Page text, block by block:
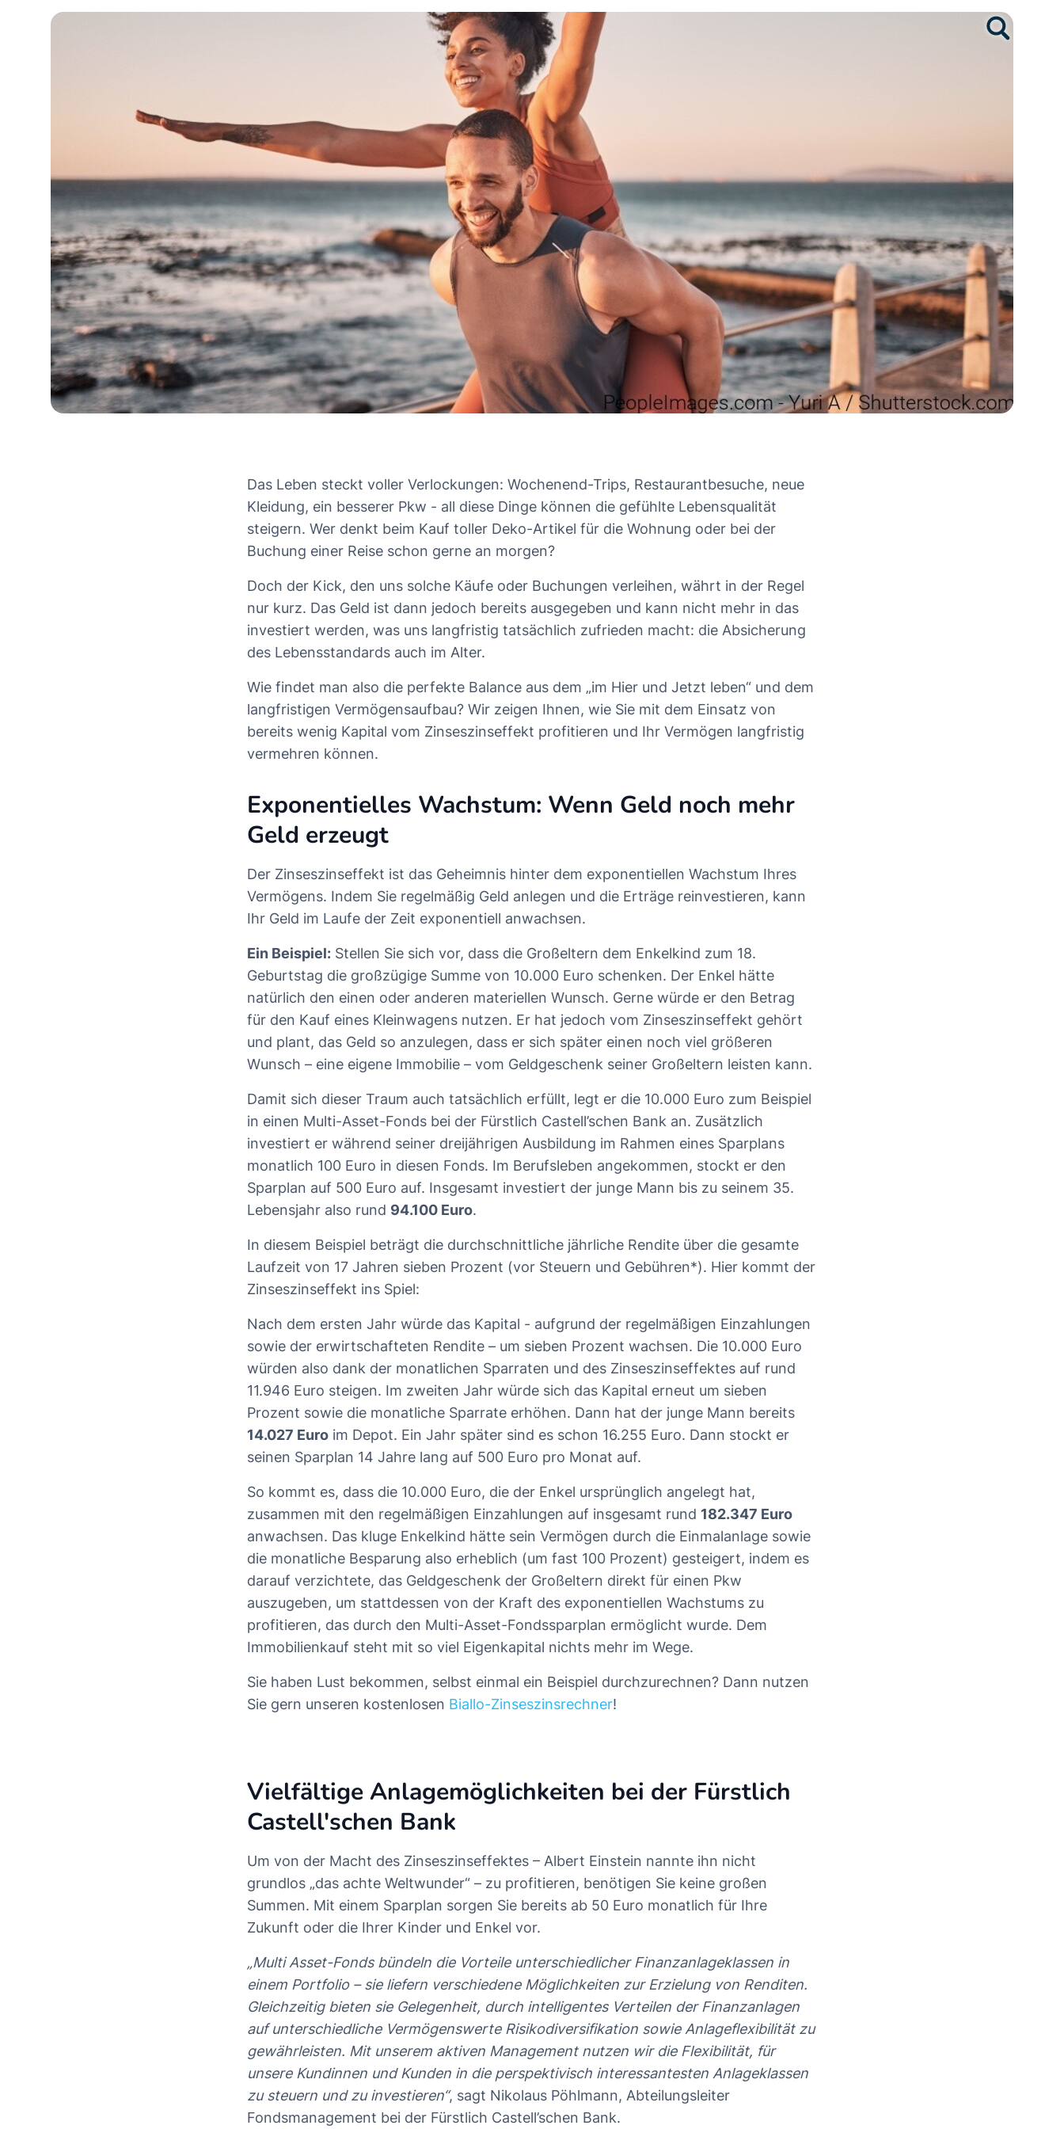
Das Leben steckt voller Verlockungen: Wochenend-Trips, Restaurantbesuche, neue
Kleidung, ein besserer Pkw - all diese Dinge können die gefühlte Lebensqualität
steigern. Wer denkt beim Kauf toller Deko-Artikel für die Wohnung oder bei der
Buchung einer Reise schon gerne an morgen?
Doch der Kick, den uns solche Käufe oder Buchungen verleihen, währt in der Regel
nur kurz. Das Geld ist dann jedoch bereits ausgegeben und kann nicht mehr in das
investiert werden, was uns langfristig tatsächlich zufrieden macht: die Absicherung
des Lebensstandards auch im Alter.
Wie findet man also die perfekte Balance aus dem „im Hier und Jetzt leben“ und dem
langfristigen Vermögensaufbau? Wir zeigen Ihnen, wie Sie mit dem Einsatz von
bereits wenig Kapital vom Zinseszinseffekt profitieren und Ihr Vermögen langfristig
vermehren können.
Exponentielles Wachstum: Wenn Geld noch mehr
Geld erzeugt
Der Zinseszinseffekt ist das Geheimnis hinter dem exponentiellen Wachstum Ihres
Vermögens. Indem Sie regelmäßig Geld anlegen und die Erträge reinvestieren, kann
Ihr Geld im Laufe der Zeit exponentiell anwachsen.
Ein Beispiel: Stellen Sie sich vor, dass die Großeltern dem Enkelkind zum 18.
Geburtstag die großzügige Summe von 10.000 Euro schenken. Der Enkel hätte
natürlich den einen oder anderen materiellen Wunsch. Gerne würde er den Betrag
für den Kauf eines Kleinwagens nutzen. Er hat jedoch vom Zinseszinseffekt gehört
und plant, das Geld so anzulegen, dass er sich später einen noch viel größeren
Wunsch – eine eigene Immobilie – vom Geldgeschenk seiner Großeltern leisten kann.
Damit sich dieser Traum auch tatsächlich erfüllt, legt er die 10.000 Euro zum Beispiel
in einen Multi-Asset-Fonds bei der Fürstlich Castell’schen Bank an. Zusätzlich
investiert er während seiner dreijährigen Ausbildung im Rahmen eines Sparplans
monatlich 100 Euro in diesen Fonds. Im Berufsleben angekommen, stockt er den
Sparplan auf 500 Euro auf. Insgesamt investiert der junge Mann bis zu seinem 35.
Lebensjahr also rund 94.100 Euro.
In diesem Beispiel beträgt die durchschnittliche jährliche Rendite über die gesamte
Laufzeit von 17 Jahren sieben Prozent (vor Steuern und Gebühren*). Hier kommt der
Zinseszinseffekt ins Spiel:
Nach dem ersten Jahr würde das Kapital - aufgrund der regelmäßigen Einzahlungen
sowie der erwirtschafteten Rendite – um sieben Prozent wachsen. Die 10.000 Euro
würden also dank der monatlichen Sparraten und des Zinseszinseffektes auf rund
11.946 Euro steigen. Im zweiten Jahr würde sich das Kapital erneut um sieben
Prozent sowie die monatliche Sparrate erhöhen. Dann hat der junge Mann bereits
14.027 Euro im Depot. Ein Jahr später sind es schon 16.255 Euro. Dann stockt er
seinen Sparplan 14 Jahre lang auf 500 Euro pro Monat auf.
So kommt es, dass die 10.000 Euro, die der Enkel ursprünglich angelegt hat,
zusammen mit den regelmäßigen Einzahlungen auf insgesamt rund 182.347 Euro
anwachsen. Das kluge Enkelkind hätte sein Vermögen durch die Einmalanlage sowie
die monatliche Besparung also erheblich (um fast 100 Prozent) gesteigert, indem es
darauf verzichtete, das Geldgeschenk der Großeltern direkt für einen Pkw
auszugeben, um stattdessen von der Kraft des exponentiellen Wachstums zu
profitieren, das durch den Multi-Asset-Fondssparplan ermöglicht wurde. Dem
Immobilienkauf steht mit so viel Eigenkapital nichts mehr im Wege.
Sie haben Lust bekommen, selbst einmal ein Beispiel durchzurechnen? Dann nutzen
Sie gern unseren kostenlosen Biallo-Zinseszinsrechner!
Vielfältige Anlagemöglichkeiten bei der Fürstlich
Castell'schen Bank
Um von der Macht des Zinseszinseffektes – Albert Einstein nannte ihn nicht
grundlos „das achte Weltwunder“ – zu profitieren, benötigen Sie keine großen
Summen. Mit einem Sparplan sorgen Sie bereits ab 50 Euro monatlich für Ihre
Zukunft oder die Ihrer Kinder und Enkel vor.
„Multi Asset-Fonds bündeln die Vorteile unterschiedlicher Finanzanlageklassen in
einem Portfolio – sie liefern verschiedene Möglichkeiten zur Erzielung von Renditen.
Gleichzeitig bieten sie Gelegenheit, durch intelligentes Verteilen der Finanzanlagen
auf unterschiedliche Vermögenswerte Risikodiversifikation sowie Anlageflexibilität zu
gewährleisten. Mit unserem aktiven Management nutzen wir die Flexibilität, für
unsere Kundinnen und Kunden in die perspektivisch interessantesten Anlageklassen
zu steuern und zu investieren“, sagt Nikolaus Pöhlmann, Abteilungsleiter
Fondsmanagement bei der Fürstlich Castell’schen Bank.